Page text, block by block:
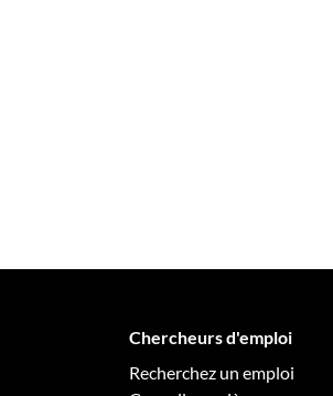
Chercheurs d'emploi
Recherchez un emploi